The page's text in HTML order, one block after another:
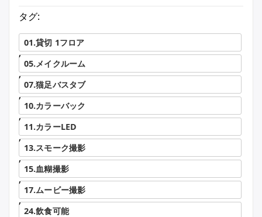
タグ:
01.貸切 1フロア
,
05.メイクルーム
,
07.猫足バスタブ
,
10.カラーバック
,
11.カラーLED
,
13.スモーク撮影
,
15.血糊撮影
,
17.ムービー撮影
,
24.飲食可能